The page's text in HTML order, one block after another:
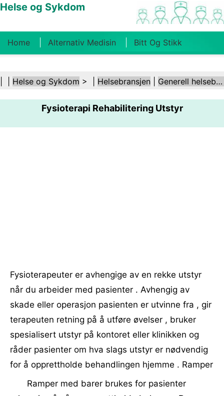
Helse og Sykdom
Home Alternativ Medisin Bitt Og Stikk
Kosthold Og Ernæring Familiehelse
Helsebransjen Psykisk Helse Folkehelse Og
Sikkerhet Kirurgi Og Prosedyrer Helse
Helse og Sykdom > | Helsebransjen Generell helsebransje
Fysioterapi Rehabilitering Utstyr
Fysioterapeuter er avhengige av en rekke utstyr
når du arbeider med pasienter . Avhengig av
skade eller operasjon pasienten er utvinne fra , gir
terapeuten retning på å utføre øvelser , bruker
spesialisert utstyr på kontoret eller klinikken og
råder pasienter om hva slags utstyr er nødvendig
for å opprettholde behandlingen hjemme . Ramper
Ramper med barer brukes for pasienter